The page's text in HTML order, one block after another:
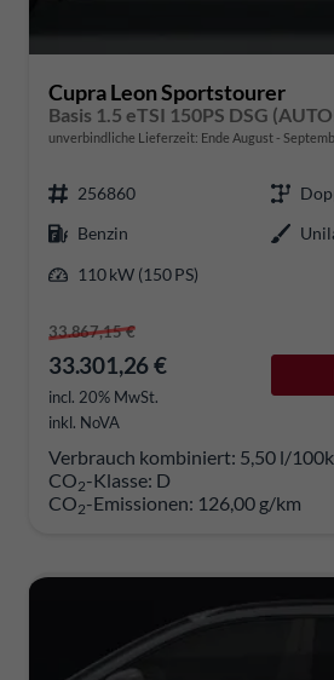
Cupra Leon Sportstourer
unverbindliche Lieferzeit: Ende August -
256860
Benzin
110 kW (150 PS)
33.867,15 €
33.301,26 €
incl. 20% MwSt.
inkl. NoVA
Verbrauch kombiniert: 5,50 l/
CO2-Klasse: D
CO2-Emissionen: 126,00 g/km